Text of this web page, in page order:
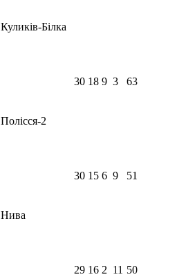
Куликів-Білка
Полісся-2
30 18 9 3 63
Нива
30 15 6 9 51
29 16 2 11 50